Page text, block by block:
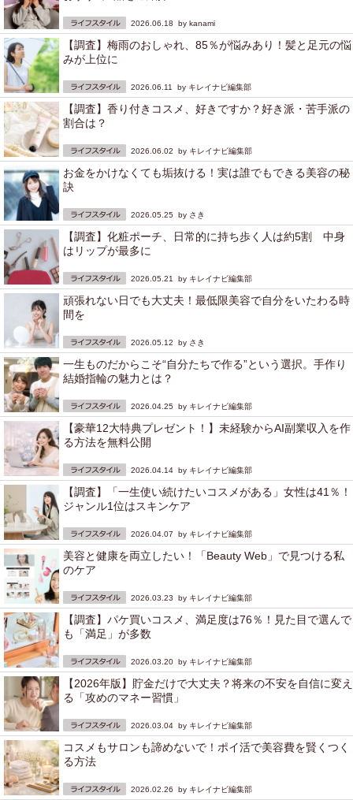
2026.06.18 by kanami
【調査】梅雨のおしゃれ、85％が悩みあり！髪と足元の悩
みが上位に
2026.06.11 by キレイナビ編集部
【調査】香り付きコスメ、好きですか？好き派・苦手派の
割合は？
2026.06.02 by キレイナビ編集部
お金をかけなくても垢抜ける！実は誰でもできる美容の秘
訣
2026.05.25 by さき
【調査】化粧ポーチ、日常的に持ち歩く人は約5割 中身
はリップが最多に
2026.05.21 by キレイナビ編集部
頑張れない日でも大丈夫！最低限美容で自分をいたわる時
間を
2026.05.12 by さき
一生ものだからこそ“自分たちで作る”という選択。手作り
結婚指輪の魅力とは？
2026.04.25 by キレイナビ編集部
【豪華12大特典プレゼント！】未経験からAI副業収入を作
る方法を無料公開
2026.04.14 by キレイナビ編集部
【調査】「一生使い続けたいコスメがある」女性は41％！
ジャンル1位はスキンケア
2026.04.07 by キレイナビ編集部
美容と健康を両立したい！「Beauty Web」で見つける私
のケア
2026.03.23 by キレイナビ編集部
【調査】パケ買いコスメ、満足度は76％！見た目で選んで
も「満足」が多数
2026.03.20 by キレイナビ編集部
【2026年版】貯金だけで大丈夫？将来の不安を自信に変え
る「攻めのマネー習慣」
2026.03.04 by キレイナビ編集部
コスメもサロンも諦めないで！ポイ活で美容費を賢くつく
る方法
2026.02.26 by キレイナビ編集部